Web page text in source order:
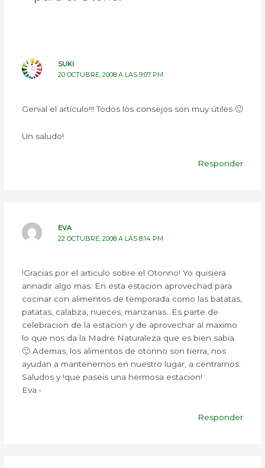
SUKI
20 OCTUBRE, 2008 A LAS 9:07 PM
Genial el artículo!!! Todos los consejos son muy útiles 🙂
Un saludo!
Responder
EVA
22 OCTUBRE, 2008 A LAS 8:14 PM
!Gracias por el articulo sobre el Otonno! Yo quisiera
annadir algo mas: En esta estacion aprovechad para
cocinar con alimentos de temporada como las batatas,
patatas, calabza, nueces, manzanas…Es parte de
celebracion de la estacion y de aprovechar al maximo
lo que nos da la Madre Naturaleza que es bien sabia
🙂 Ademas, los alimentos de otonno son tierra, nos
ayudan a mantenernos en nuestro lugar, a centrarnos.
Saludos y !que paseis una hermosa estacion!
Eva.-
Responder